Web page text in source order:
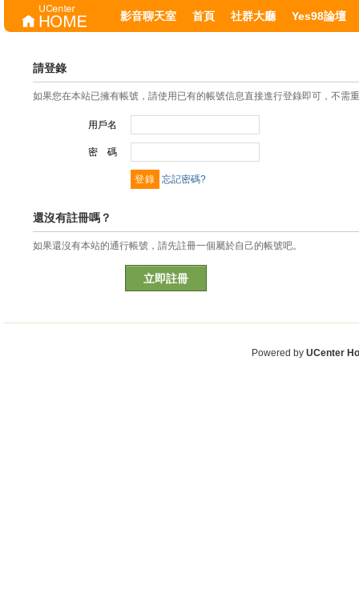
影音聊天室 首頁 社群大廳 Yes98論壇
請登錄
如果您在本站已擁有帳號，請使用已有的帳號信息直接進行登錄即可，不需
用戶名
密 碼
忘記密碼?
還沒有註冊嗎？
如果還沒有本站的通行帳號，請先註冊一個屬於自己的帳號吧。
立即註冊
Powered by UCenter